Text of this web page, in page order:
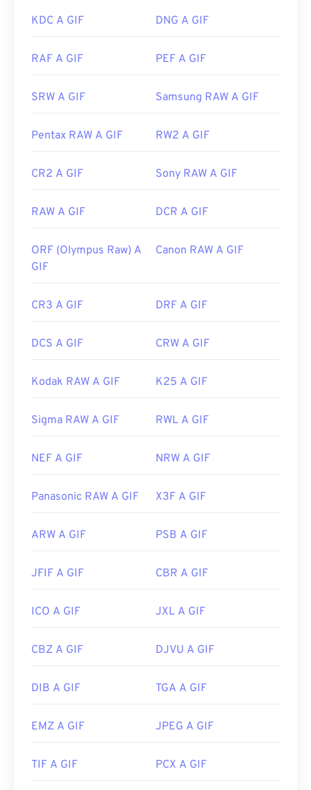
Photoshop. Su Windows, apri le GIF con
NXT Proe altri. Su macOS, utilizza i visualizzatori e
Sviluppato da:CompuServe, Inc.
Link utili:
https://en.wikipedia.org/wiki/GIF
KDC A GIF DNG A GIF
RAF A GIF PEF A GIF
SRW A GIF Samsung RAW A GIF
Pentax RAW A GIF RW2 A GIF
CR2 A GIF Sony RAW A GIF
RAW A GIF DCR A GIF
ORF (Olympus Raw) A
GIF
Canon RAW A GIF
CR3 A GIF DRF A GIF
DCS A GIF CRW A GIF
Kodak RAW A GIF K25 A GIF
Sigma RAW A GIF RWL A GIF
NEF A GIF NRW A GIF
Panasonic RAW A GIF X3F A GIF
ARW A GIF PSB A GIF
JFIF A GIF CBR A GIF
ICO A GIF JXL A GIF
CBZ A GIF DJVU A GIF
DIB A GIF TGA A GIF
EMZ A GIF JPEG A GIF
TIF A GIF PCX A GIF